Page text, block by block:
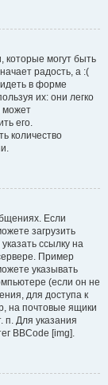
которые могут быть
радость, а :(
в форме
их: они легко
может
его.
количество
Если
загрузить
ссылку на
Пример
указывать
(если он не
для доступа к
на почтовые ящики
Для указания
BBCode [img].